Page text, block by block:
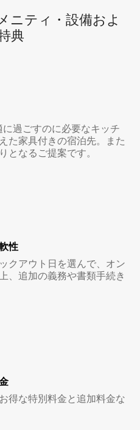
ニ⁠テ⁠ィ⁠・設⁠備⁠およ
典
過ごすのに必要なキッチ
た家具付きの宿泊先。また
となるご提案です。
性
クアウト日を選んで、オン
、追加の義務や書類手続き
得な特別料金と追加料金な